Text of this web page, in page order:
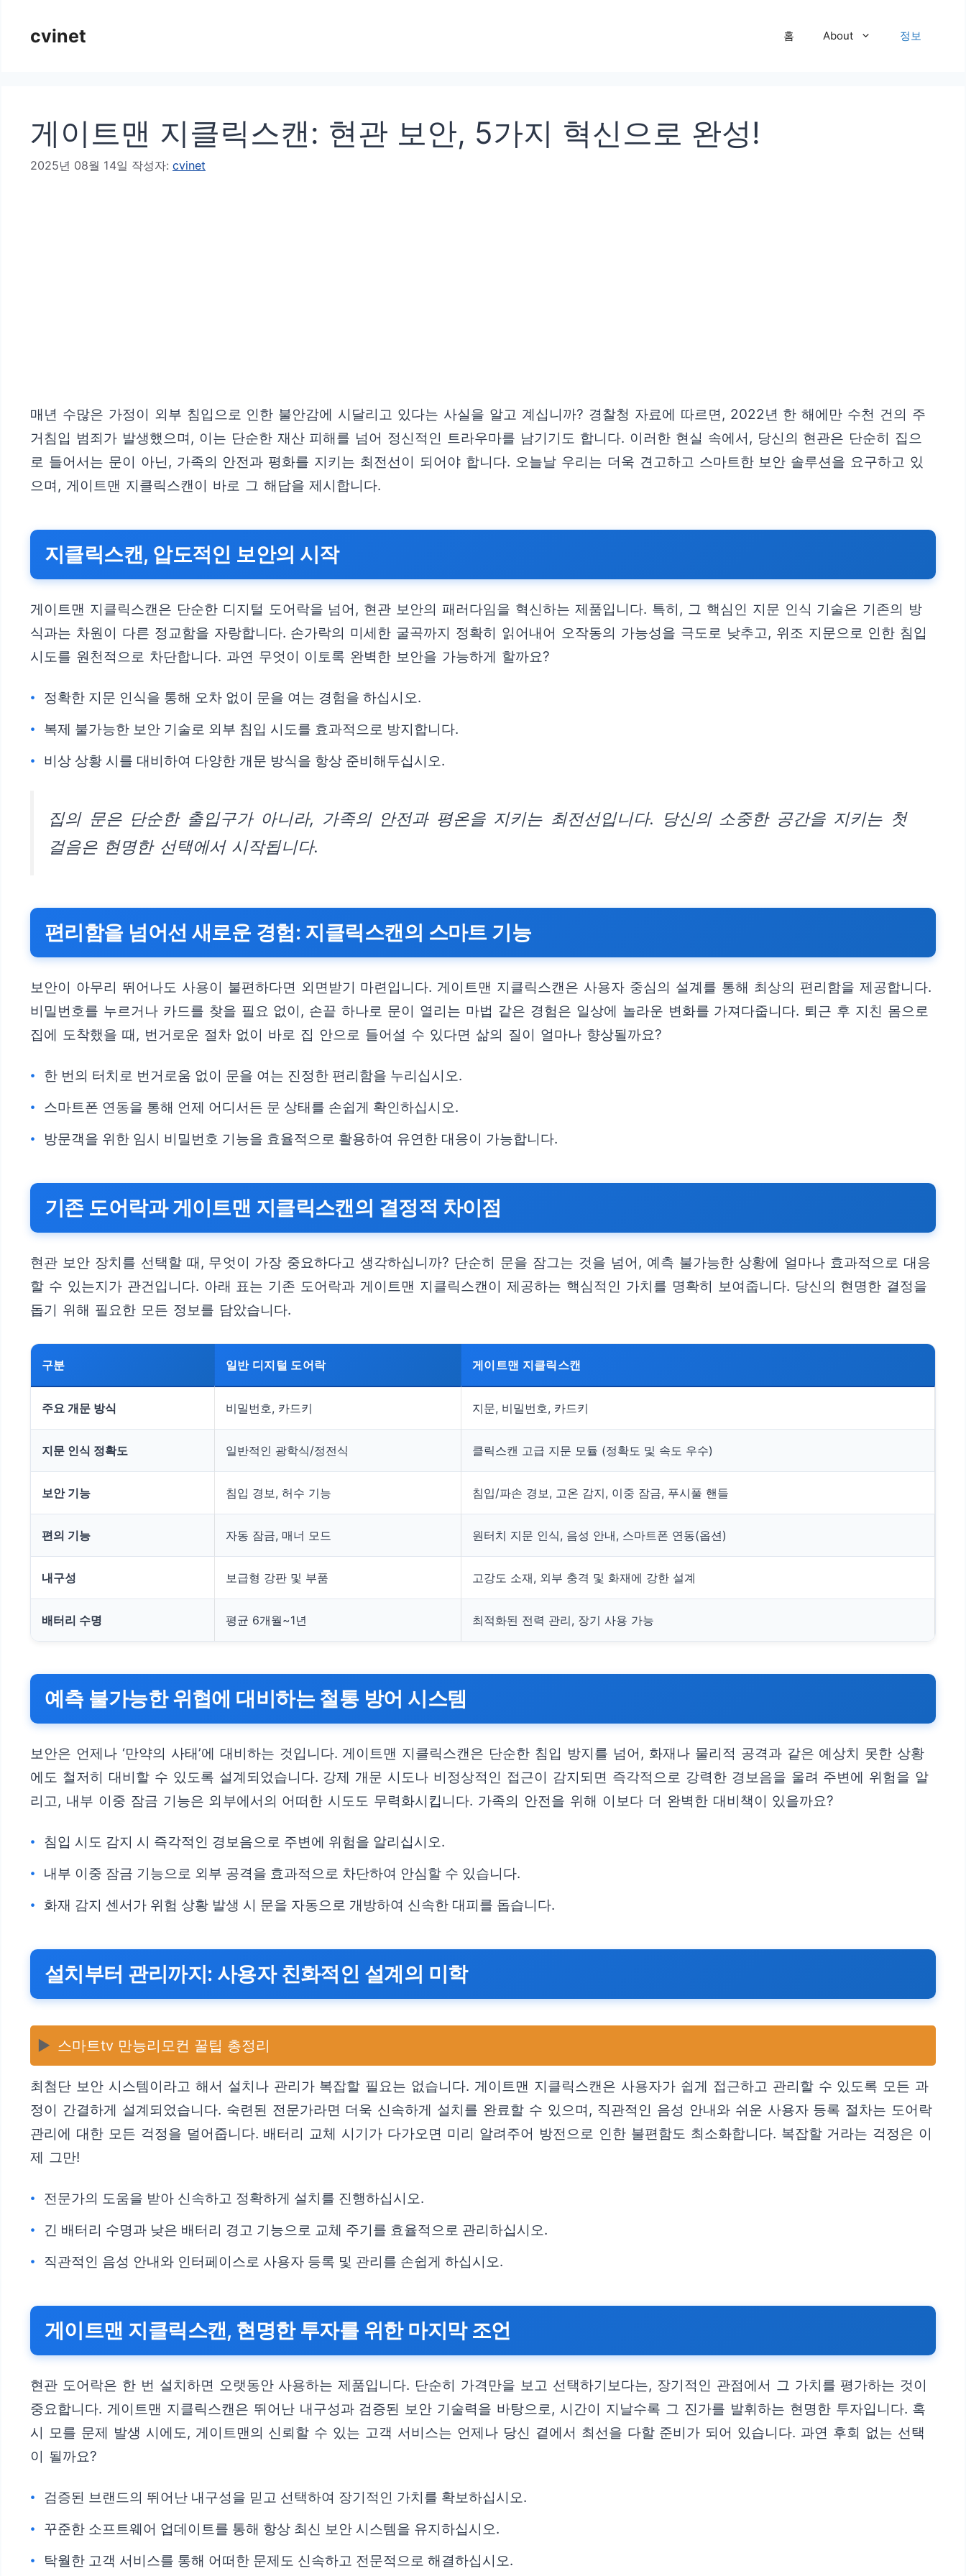
cvinet 홈 About 정보
게이트맨 지클릭스캔: 현관 보안, 5가지 혁신으로 완성!
2025년 08월 14일 작성자: cvinet
매년 수많은 가정이 외부 침입으로 인한 불안감에 시달리고 있다는 사실을 알고 계십니까? 경찰청 자료에 따르면, 2022년 한 해에만 수천 건의 주
거침입 범죄가 발생했으며, 이는 단순한 재산 피해를 넘어 정신적인 트라우마를 남기기도 합니다. 이러한 현실 속에서, 당신의 현관은 단순히 집으
로 들어서는 문이 아닌, 가족의 안전과 평화를 지키는 최전선이 되어야 합니다. 오늘날 우리는 더욱 견고하고 스마트한 보안 솔루션을 요구하고 있
으며, 게이트맨 지클릭스캔이 바로 그 해답을 제시합니다.
지클릭스캔, 압도적인 보안의 시작
게이트맨 지클릭스캔은 단순한 디지털 도어락을 넘어, 현관 보안의 패러다임을 혁신하는 제품입니다. 특히, 그 핵심인 지문 인식 기술은 기존의 방
식과는 차원이 다른 정교함을 자랑합니다. 손가락의 미세한 굴곡까지 정확히 읽어내어 오작동의 가능성을 극도로 낮추고, 위조 지문으로 인한 침입
시도를 원천적으로 차단합니다. 과연 무엇이 이토록 완벽한 보안을 가능하게 할까요?
정확한 지문 인식을 통해 오차 없이 문을 여는 경험을 하십시오.
복제 불가능한 보안 기술로 외부 침입 시도를 효과적으로 방지합니다.
비상 상황 시를 대비하여 다양한 개문 방식을 항상 준비해두십시오.
집의 문은 단순한 출입구가 아니라, 가족의 안전과 평온을 지키는 최전선입니다. 당신의 소중한 공간을 지키는 첫
걸음은 현명한 선택에서 시작됩니다.
편리함을 넘어선 새로운 경험: 지클릭스캔의 스마트 기능
보안이 아무리 뛰어나도 사용이 불편하다면 외면받기 마련입니다. 게이트맨 지클릭스캔은 사용자 중심의 설계를 통해 최상의 편리함을 제공합니다.
비밀번호를 누르거나 카드를 찾을 필요 없이, 손끝 하나로 문이 열리는 마법 같은 경험은 일상에 놀라운 변화를 가져다줍니다. 퇴근 후 지친 몸으로
집에 도착했을 때, 번거로운 절차 없이 바로 집 안으로 들어설 수 있다면 삶의 질이 얼마나 향상될까요?
한 번의 터치로 번거로움 없이 문을 여는 진정한 편리함을 누리십시오.
스마트폰 연동을 통해 언제 어디서든 문 상태를 손쉽게 확인하십시오.
방문객을 위한 임시 비밀번호 기능을 효율적으로 활용하여 유연한 대응이 가능합니다.
기존 도어락과 게이트맨 지클릭스캔의 결정적 차이점
현관 보안 장치를 선택할 때, 무엇이 가장 중요하다고 생각하십니까? 단순히 문을 잠그는 것을 넘어, 예측 불가능한 상황에 얼마나 효과적으로 대응
할 수 있는지가 관건입니다. 아래 표는 기존 도어락과 게이트맨 지클릭스캔이 제공하는 핵심적인 가치를 명확히 보여줍니다. 당신의 현명한 결정을
돕기 위해 필요한 모든 정보를 담았습니다.
구분 일반 디지털 도어락 게이트맨 지클릭스캔
주요 개문 방식 비밀번호, 카드키 지문, 비밀번호, 카드키
지문 인식 정확도 일반적인 광학식/정전식 클릭스캔 고급 지문 모듈 (정확도 및 속도 우수)
보안 기능 침입 경보, 허수 기능 침입/파손 경보, 고온 감지, 이중 잠금, 푸시풀 핸들
편의 기능 자동 잠금, 매너 모드 원터치 지문 인식, 음성 안내, 스마트폰 연동(옵션)
내구성 보급형 강판 및 부품 고강도 소재, 외부 충격 및 화재에 강한 설계
배터리 수명 평균 6개월~1년 최적화된 전력 관리, 장기 사용 가능
예측 불가능한 위협에 대비하는 철통 방어 시스템
보안은 언제나 ‘만약의 사태’에 대비하는 것입니다. 게이트맨 지클릭스캔은 단순한 침입 방지를 넘어, 화재나 물리적 공격과 같은 예상치 못한 상황
에도 철저히 대비할 수 있도록 설계되었습니다. 강제 개문 시도나 비정상적인 접근이 감지되면 즉각적으로 강력한 경보음을 울려 주변에 위험을 알
리고, 내부 이중 잠금 기능은 외부에서의 어떠한 시도도 무력화시킵니다. 가족의 안전을 위해 이보다 더 완벽한 대비책이 있을까요?
침입 시도 감지 시 즉각적인 경보음으로 주변에 위험을 알리십시오.
내부 이중 잠금 기능으로 외부 공격을 효과적으로 차단하여 안심할 수 있습니다.
화재 감지 센서가 위험 상황 발생 시 문을 자동으로 개방하여 신속한 대피를 돕습니다.
설치부터 관리까지: 사용자 친화적인 설계의 미학
▶️ 스마트tv 만능리모컨 꿀팁 총정리
최첨단 보안 시스템이라고 해서 설치나 관리가 복잡할 필요는 없습니다. 게이트맨 지클릭스캔은 사용자가 쉽게 접근하고 관리할 수 있도록 모든 과
정이 간결하게 설계되었습니다. 숙련된 전문가라면 더욱 신속하게 설치를 완료할 수 있으며, 직관적인 음성 안내와 쉬운 사용자 등록 절차는 도어락
관리에 대한 모든 걱정을 덜어줍니다. 배터리 교체 시기가 다가오면 미리 알려주어 방전으로 인한 불편함도 최소화합니다. 복잡할 거라는 걱정은 이
제 그만!
전문가의 도움을 받아 신속하고 정확하게 설치를 진행하십시오.
긴 배터리 수명과 낮은 배터리 경고 기능으로 교체 주기를 효율적으로 관리하십시오.
직관적인 음성 안내와 인터페이스로 사용자 등록 및 관리를 손쉽게 하십시오.
게이트맨 지클릭스캔, 현명한 투자를 위한 마지막 조언
현관 도어락은 한 번 설치하면 오랫동안 사용하는 제품입니다. 단순히 가격만을 보고 선택하기보다는, 장기적인 관점에서 그 가치를 평가하는 것이
중요합니다. 게이트맨 지클릭스캔은 뛰어난 내구성과 검증된 보안 기술력을 바탕으로, 시간이 지날수록 그 진가를 발휘하는 현명한 투자입니다. 혹
시 모를 문제 발생 시에도, 게이트맨의 신뢰할 수 있는 고객 서비스는 언제나 당신 곁에서 최선을 다할 준비가 되어 있습니다. 과연 후회 없는 선택
이 될까요?
검증된 브랜드의 뛰어난 내구성을 믿고 선택하여 장기적인 가치를 확보하십시오.
꾸준한 소프트웨어 업데이트를 통해 항상 최신 보안 시스템을 유지하십시오.
탁월한 고객 서비스를 통해 어떠한 문제도 신속하고 전문적으로 해결하십시오.